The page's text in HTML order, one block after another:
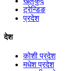
ट्रेन्डिङ
प्रदेश
देश
कोशी प्रदेश
मधेश प्रदेश